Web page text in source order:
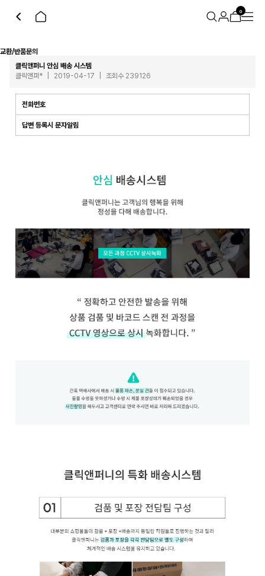
0
교환/반품문의
클릭앤퍼니 안심 배송 시스템
클릭앤퍼*
2019-04-17 조회수 239126
전화번호
답변 등록시 문자알림